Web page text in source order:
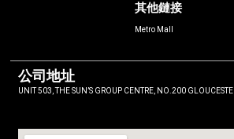
其他鏈接
Metro Mall
公司地址
UNIT 503, THE SUN’S GROUP CENTRE, NO.200